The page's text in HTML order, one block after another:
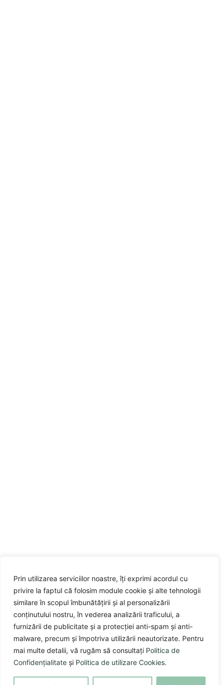
Prin utilizarea serviciilor noastre, îți exprimi acordul cu
privire la faptul că folosim module cookie și alte tehnologii
similare în scopul îmbunătățirii și al personalizării
conținutului nostru, în vederea analizării traficului, a
furnizării de publicitate și a protecției anti-spam și anti-
malware, precum și împotriva utilizării neautorizate. Pentru
mai multe detalii, vă rugăm să consultați Politica de
Confidențialitate și Politica de utilizare Cookies.